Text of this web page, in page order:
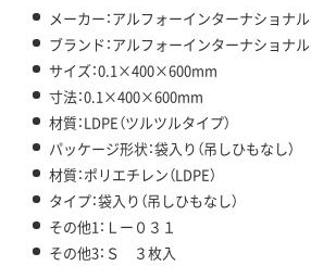
メーカー：アルフォーインターナショナル
ブランド：アルフォーインターナショナル
サイズ：0.1×400×600mm
寸法：0.1×400×600mm
材質：LDPE（ツルツルタイプ）
パッケージ形状：袋入り（吊しひもなし）
材質：ポリエチレン（LDPE）
タイプ：袋入り（吊しひもなし）
その他1：Ｌー０３１
その他3：Ｓ ３枚入